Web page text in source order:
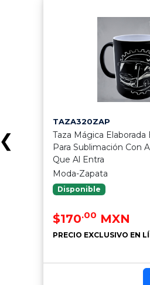
TAZA320ZAP
Taza Mágica Elaborada
Para Sublimación Con
Que Al Entra
Moda-Zapata
Disponible
$170.00 MXN
PRECIO EXCLUSIVO EN